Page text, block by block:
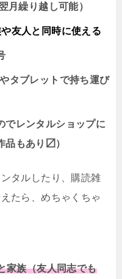
月繰り越し可能）
友人と同時に使える
タブレットで持ち運び
でレンタルショップに
もあり〼）
タルしたり、購読雑
たら、めちゃくちゃ
家族（友人同志でも